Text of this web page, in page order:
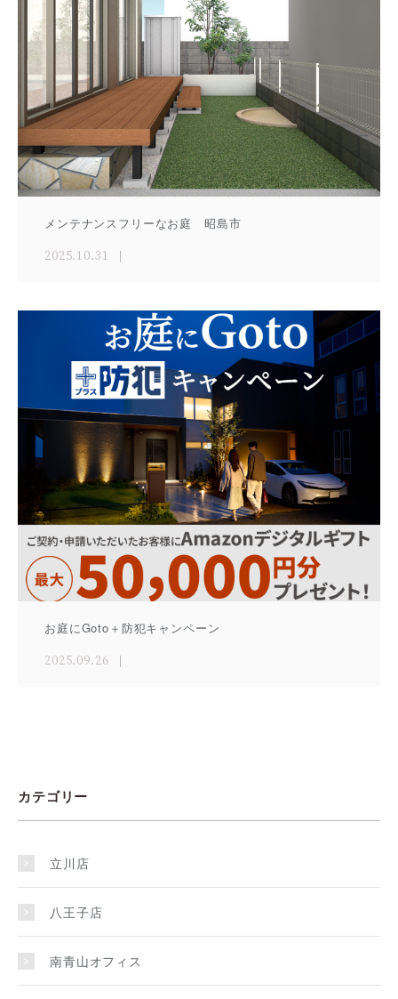
メンテナンスフリーなお庭 昭島市
2025.10.31
お庭にGoto＋防犯キャンペーン
2025.09.26
カテゴリー
立川店
八王子店
南青山オフィス